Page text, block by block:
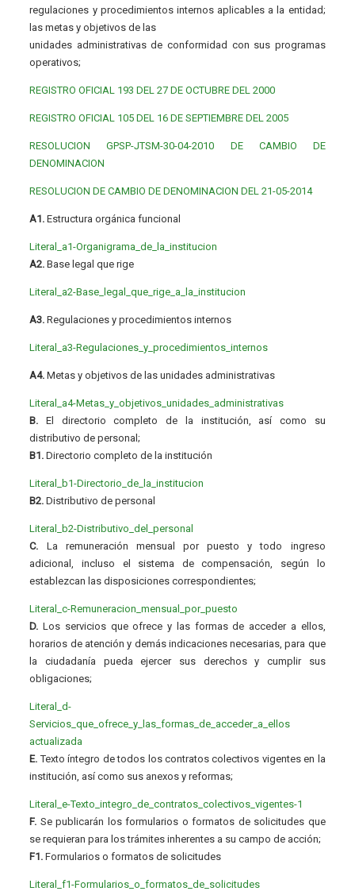
regulaciones y procedimientos internos aplicables a la entidad;
las metas y objetivos de las
unidades administrativas de conformidad con sus programas
operativos;
REGISTRO OFICIAL 193 DEL 27 DE OCTUBRE DEL 2000
REGISTRO OFICIAL 105 DEL 16 DE SEPTIEMBRE DEL 2005
RESOLUCION GPSP-JTSM-30-04-2010 DE CAMBIO DE
DENOMINACION
RESOLUCION DE CAMBIO DE DENOMINACION DEL 21-05-2014
A1. Estructura orgánica funcional
Literal_a1-Organigrama_de_la_institucion
A2. Base legal que rige
Literal_a2-Base_legal_que_rige_a_la_institucion
A3. Regulaciones y procedimientos internos
Literal_a3-Regulaciones_y_procedimientos_internos
A4. Metas y objetivos de las unidades administrativas
Literal_a4-Metas_y_objetivos_unidades_administrativas
B. El directorio completo de la institución, así como su
distributivo de personal;
B1. Directorio completo de la institución
Literal_b1-Directorio_de_la_institucion
B2. Distributivo de personal
Literal_b2-Distributivo_del_personal
C. La remuneración mensual por puesto y todo ingreso
adicional, incluso el sistema de compensación, según lo
establezcan las disposiciones correspondientes;
Literal_c-Remuneracion_mensual_por_puesto
D. Los servicios que ofrece y las formas de acceder a ellos,
horarios de atención y demás indicaciones necesarias, para que
la ciudadanía pueda ejercer sus derechos y cumplir sus
obligaciones;
Literal_d-
Servicios_que_ofrece_y_las_formas_de_acceder_a_ellos
actualizada
E. Texto íntegro de todos los contratos colectivos vigentes en la
institución, así como sus anexos y reformas;
Literal_e-Texto_integro_de_contratos_colectivos_vigentes-1
F. Se publicarán los formularios o formatos de solicitudes que
se requieran para los trámites inherentes a su campo de acción;
F1. Formularios o formatos de solicitudes
Literal_f1-Formularios_o_formatos_de_solicitudes